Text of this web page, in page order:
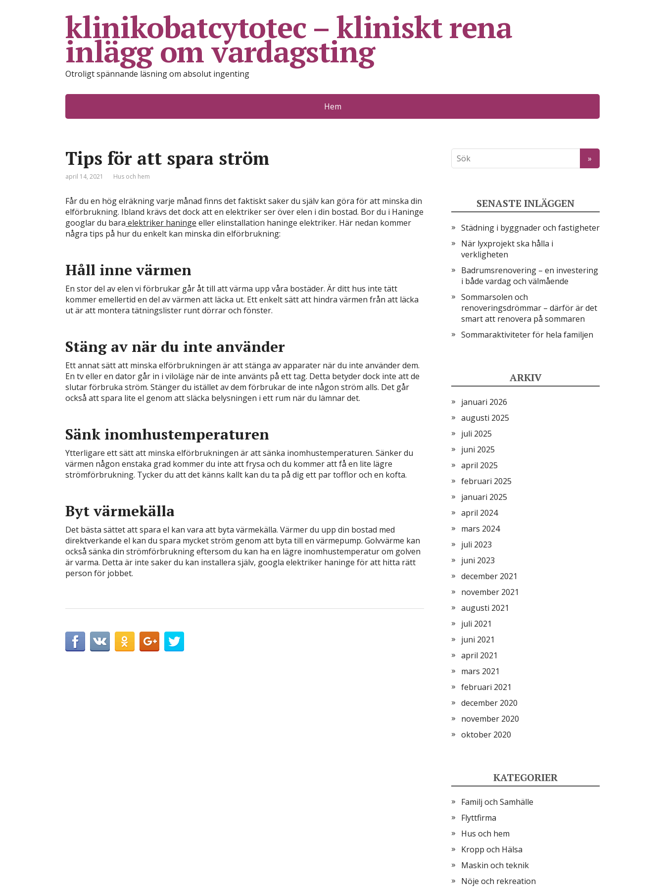
klinikobatcytotec – kliniskt rena
inlägg om vardagsting
Otroligt spännande läsning om absolut ingenting
Hem
Tips för att spara ström
april 14, 2021 Hus och hem
Får du en hög elräkning varje månad finns det faktiskt saker du själv kan göra för att minska din
elförbrukning. Ibland krävs det dock att en elektriker ser över elen i din bostad. Bor du i Haninge
googlar du bara elektriker haninge eller elinstallation haninge elektriker. Här nedan kommer
några tips på hur du enkelt kan minska din elförbrukning:
Håll inne värmen
En stor del av elen vi förbrukar går åt till att värma upp våra bostäder. Är ditt hus inte tätt
kommer emellertid en del av värmen att läcka ut. Ett enkelt sätt att hindra värmen från att läcka
ut är att montera tätningslister runt dörrar och fönster.
Stäng av när du inte använder
Ett annat sätt att minska elförbrukningen är att stänga av apparater när du inte använder dem.
En tv eller en dator går in i viloläge när de inte använts på ett tag. Detta betyder dock inte att de
slutar förbruka ström. Stänger du istället av dem förbrukar de inte någon ström alls. Det går
också att spara lite el genom att släcka belysningen i ett rum när du lämnar det.
Sänk inomhustemperaturen
Ytterligare ett sätt att minska elförbrukningen är att sänka inomhustemperaturen. Sänker du
värmen någon enstaka grad kommer du inte att frysa och du kommer att få en lite lägre
strömförbrukning. Tycker du att det känns kallt kan du ta på dig ett par tofflor och en kofta.
Byt värmekälla
Det bästa sättet att spara el kan vara att byta värmekälla. Värmer du upp din bostad med
direktverkande el kan du spara mycket ström genom att byta till en värmepump. Golvvärme kan
också sänka din strömförbrukning eftersom du kan ha en lägre inomhustemperatur om golven
är varma. Detta är inte saker du kan installera själv, googla elektriker haninge för att hitta rätt
person för jobbet.
SENASTE INLÄGGEN
Städning i byggnader och fastigheter
När lyxprojekt ska hålla i
verkligheten
Badrumsrenovering – en investering
i både vardag och välmående
Sommarsolen och
renoveringsdrömmar – därför är det
smart att renovera på sommaren
Sommaraktiviteter för hela familjen
ARKIV
januari 2026
augusti 2025
juli 2025
juni 2025
april 2025
februari 2025
januari 2025
april 2024
mars 2024
juli 2023
juni 2023
december 2021
november 2021
augusti 2021
juli 2021
juni 2021
april 2021
mars 2021
februari 2021
december 2020
november 2020
oktober 2020
KATEGORIER
Familj och Samhälle
Flyttfirma
Hus och hem
Kropp och Hälsa
Maskin och teknik
Nöje och rekreation